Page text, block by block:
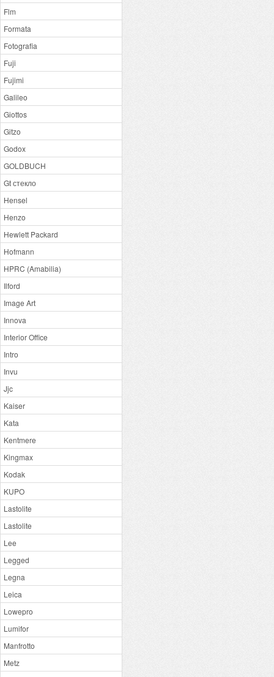
Flm
Formata
Fotografia
Fuji
Fujimi
Galileo
Giottos
Gitzo
Godox
GOLDBUCH
Gt стекло
Hensel
Henzo
Hewlett Packard
Hofmann
HPRC (Amabilia)
Ilford
Image Art
Innova
Interior Office
Intro
Invu
Jjc
Kaiser
Kata
Kentmere
Kingmax
Kodak
KUPO
Lastolite
Lastolite
Lee
Legged
Legna
Leica
Lowepro
Lumifor
Manfrotto
Metz